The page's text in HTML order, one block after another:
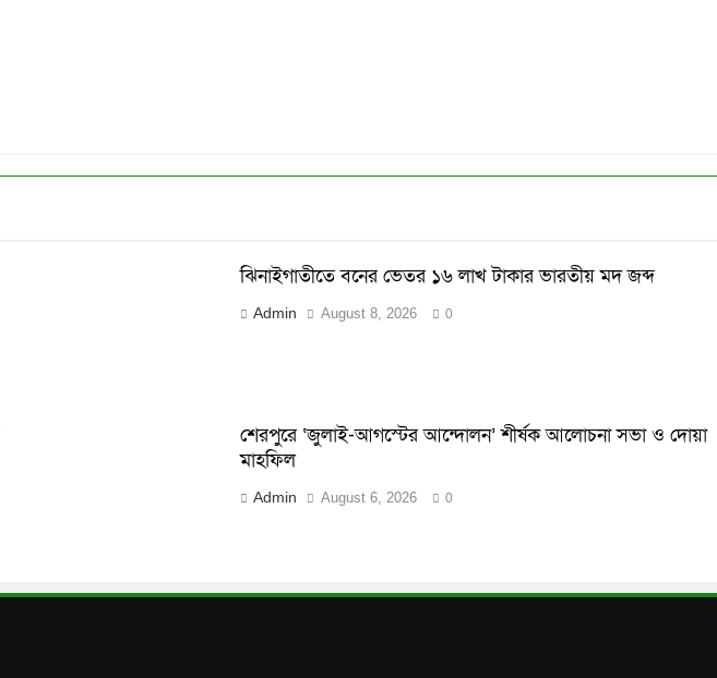
ঝিনাইগাতীতে বনের ভেতর ১৬ লাখ টাকার ভারতীয় মদ জব্দ
Admin August 8, 2026 0
শেরপুরে ‘জুলাই-আগস্টের আন্দোলন’ শীর্ষক আলোচনা সভা ও দোয়া
মাহফিল
Admin August 6, 2026 0